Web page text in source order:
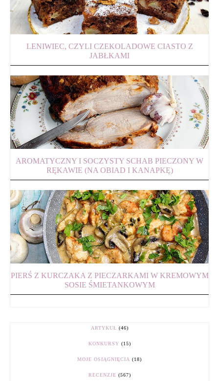
LENIWIEC, CZYLI CZEKOLADOWE CIASTO Z
JABŁKAMI
AROMATYCZNY I SOCZYSTY SCHAB PIECZONY W
RĘKAWIE (NA OBIAD I KANAPKĘ)
PIERŚ Z KURCZAKA Z PIECZARKAMI W KREMOWYM
SOSIE ŚMIETANKOWYM
ARTYKUŁ (46)
KONKURSY (15)
MOJE OSIĄGNIĘCIA (18)
RECENZJE (567)